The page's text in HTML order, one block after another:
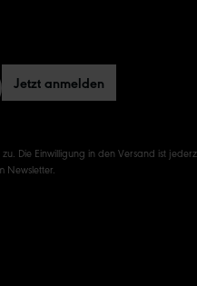
Jetzt anmelden
Die Einwilligung in den Versand ist
Newsletter.